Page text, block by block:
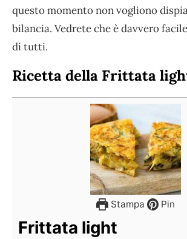
questo momento non vogliono
bilancia. Vedrete che è davvero
di tutti.
Ricetta della Frittata
Stampa Pin
Frittata light